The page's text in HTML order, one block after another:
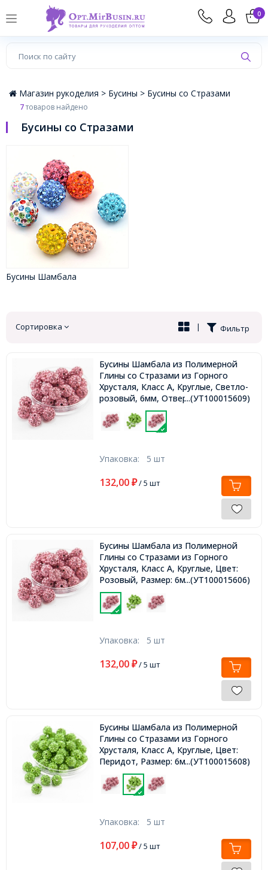
0
×
Магазин рукоделия > Бусины > Бусины со Стразами
7товаров найдено
Бусины со Стразами
Бусины Шамбала
Сортировка Фильтр
|
Бусины Шамбала из Полимерной
Глины со Стразами из Горного
Хрусталя, Класс А, Круглые, Светло-
розовый, 6мм, Отверстие 0.8мм,
...(УТ100015609)
Упаковка: 5 шт
132,00 ₽/ 5 шт
Бусины Шамбала из Полимерной
Глины со Стразами из Горного
Хрусталя, Класс А, Круглые, Цвет:
Розовый, Размер: 6мм, Отверстие
0.8мм,
...(УТ100015606)
Упаковка: 5 шт
132,00 ₽/ 5 шт
Бусины Шамбала из Полимерной
Глины со Стразами из Горного
Хрусталя, Класс А, Круглые, Цвет:
Перидот, Размер: 6мм, Отверстие
0.8мм,
...(УТ100015608)
Упаковка: 5 шт
107,00 ₽/ 5 шт